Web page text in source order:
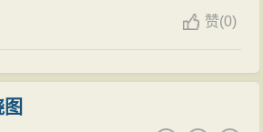
，宋以学胜，至元乃出入二者之
上，他主张“师其意，不师其词”、
之不知所师，善师古者也……所谓
赞(0)